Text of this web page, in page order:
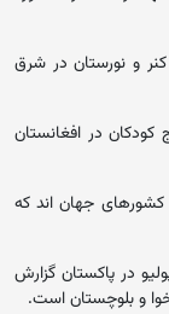
و نورستان در شرق
در افغانستان
کشورهای جهان اند که
از ثبت ۲۸ مورد مثبت پولیو در پاکستان گزارش
و بلوچستان است.